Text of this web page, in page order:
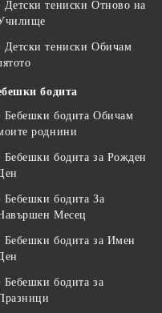
Детски тениски Отново на
Детски тениски Обичам
бодита
Бебешки бодита Обичам
роднини
Бебешки бодита за Рожден
Бебешки бодита За
Месец
Бебешки бодита за Имен
Бебешки бодита за